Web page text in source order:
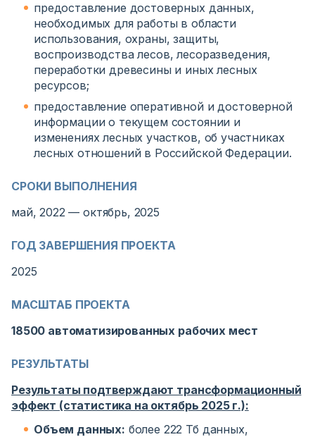
предоставление достоверных данных,
необходимых для работы в области
использования, охраны, защиты,
воспроизводства лесов, лесоразведения,
переработки древесины и иных лесных
ресурсов;
предоставление оперативной и достоверной
информации о текущем состоянии и
изменениях лесных участков, об участниках
лесных отношений в Российской Федерации.
СРОКИ ВЫПОЛНЕНИЯ
май, 2022 — октябрь, 2025
ГОД ЗАВЕРШЕНИЯ ПРОЕКТА
2025
МАСШТАБ ПРОЕКТА
18500 автоматизированных рабочих мест
РЕЗУЛЬТАТЫ
Результаты подтверждают трансформационный
эффект (статистика на октябрь 2025 г.):
Объем данных: более 222 Тб данных,